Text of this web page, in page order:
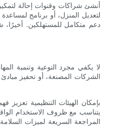
أنشئ شراكات وقنوات إحالة
لتعديل المنزل، أو برنامج
دعم متكامل للمستهلكين. أخيرًا،
لا يكفي مجرد التوعية وتنمية
الشركات المصنعة، أو تحفيز
بإمكان الهيئات التنظيمية
يتناسب مع ظروف الاستخدام
المراجعة السريعة لميزات